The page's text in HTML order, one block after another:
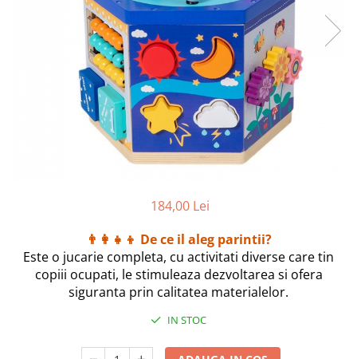
184,00 Lei
👨‍👩‍👧‍👦 De ce il aleg parintii?
Este o jucarie completa, cu activitati diverse care tin
copiii ocupati, le stimuleaza dezvoltarea si ofera
siguranta prin calitatea materialelor.
IN STOC